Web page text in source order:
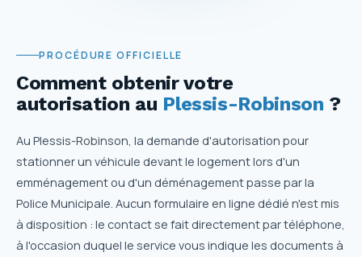
PROCÉDURE OFFICIELLE
Comment obtenir votre
autorisation au Plessis-Robinson ?
Au Plessis-Robinson, la demande d'autorisation pour
stationner un véhicule devant le logement lors d'un
emménagement ou d'un déménagement passe par la
Police Municipale. Aucun formulaire en ligne dédié n'est mis
à disposition : le contact se fait directement par téléphone,
à l'occasion duquel le service vous indique les documents à